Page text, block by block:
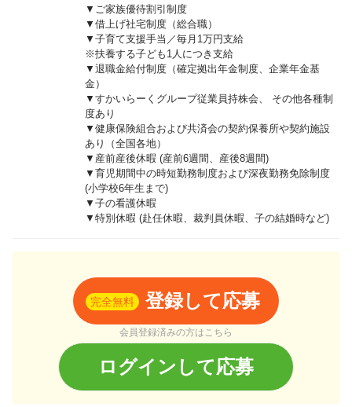
▼ご家族優待割引制度
▼借上げ社宅制度（総合職）
▼子育て支援手当／毎月1万円支給
※扶養する子ども1人につき支給
▼退職金給付制度（確定拠出年金制度、企業年金基
金）
▼すかいらーくグループ従業員持株会、 その他各種制
度あり
▼健康保険組合および共済会の契約保養所や契約施設
あり（全国各地）
▼産前産後休暇 (産前6週間、産後8週間)
▼育児期間中の時短勤務制度および深夜勤務免除制度
(小学校6年生まで)
▼子の看護休暇
▼特別休暇 (赴任休暇、裁判員休暇、子の結婚時など)
完全無料 登録して応募
会員登録済みの方はこちら
ログインして応募